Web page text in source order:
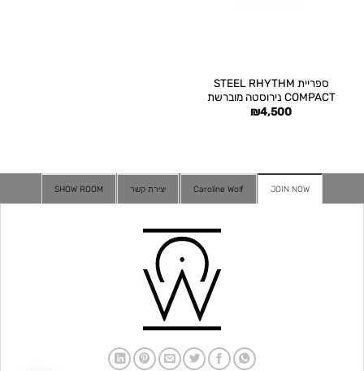
ספריית STEEL RHYTHM
COMPACT נירוסטה מוברשת
₪4,500
JOIN NOW
Caroline Wolf יצירת קשר SHOW ROOM